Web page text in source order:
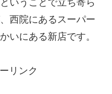
いうことで立ち寄ら
西院にあるスーパー
いにある新店です。
リンク